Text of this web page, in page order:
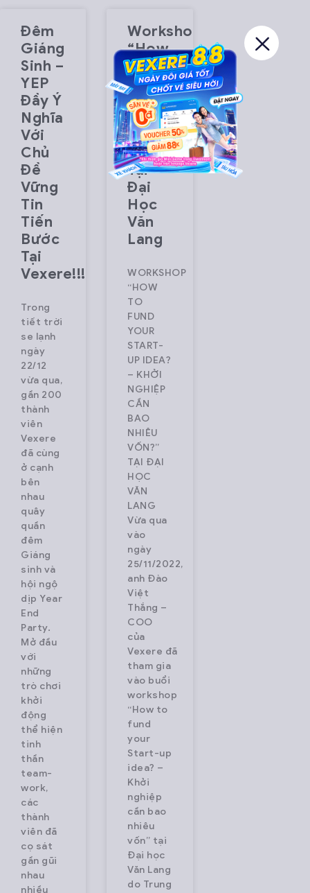
Đêm
Giáng
Sinh –
YEP
Đầy Ý
Nghĩa
Với
Chủ
Đề
Vững
Tin
Tiến
Bước
Tại
Vexere!!!
Trong
tiết trời
se lạnh
ngày
22/12
vừa qua,
gần 200
thành
viên
Vexere
đã cùng
ở cạnh
bên
nhau
quây
quần
đêm
Giáng
sinh và
hội ngộ
dịp Year
End
Party.
Mở đầu
với
những
trò chơi
khởi
động
thể hiện
tinh
thần
team-
work,
các
thành
viên đã
cọ sát
gần gũi
nhau
nhiều
Workshop
“How
To
Fund
Your
Start-
Up
Idea?
Tại
Đại
Học
Văn
Lang
WORKSHOP
“HOW
TO
FUND
YOUR
START-
UP IDEA?
– KHỞI
NGHIỆP
CẦN
BAO
NHIÊU
VỐN?”
TẠI ĐẠI
HỌC
VĂN
LANG
Vừa qua
vào
ngày
25/11/2022,
anh Đào
Việt
Thắng –
COO
của
Vexere đã
tham gia
vào buổi
workshop
“How to
fund
your
Start-up
idea? –
Khởi
nghiệp
cần bao
nhiêu
vốn” tại
Đại học
Văn Lang
do Trung